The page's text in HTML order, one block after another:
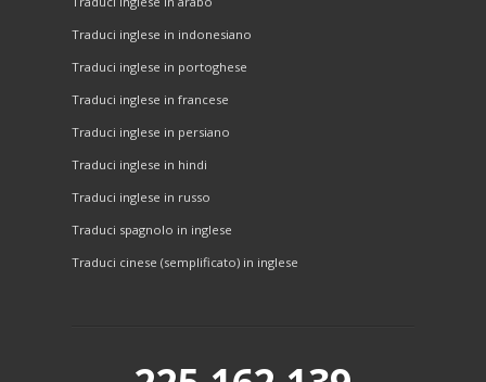
Traduci inglese in indonesiano
Traduci inglese in portoghese
Traduci inglese in francese
Traduci inglese in persiano
Traduci inglese in hindi
Traduci inglese in russo
Traduci spagnolo in inglese
Traduci cinese (semplificato) in inglese